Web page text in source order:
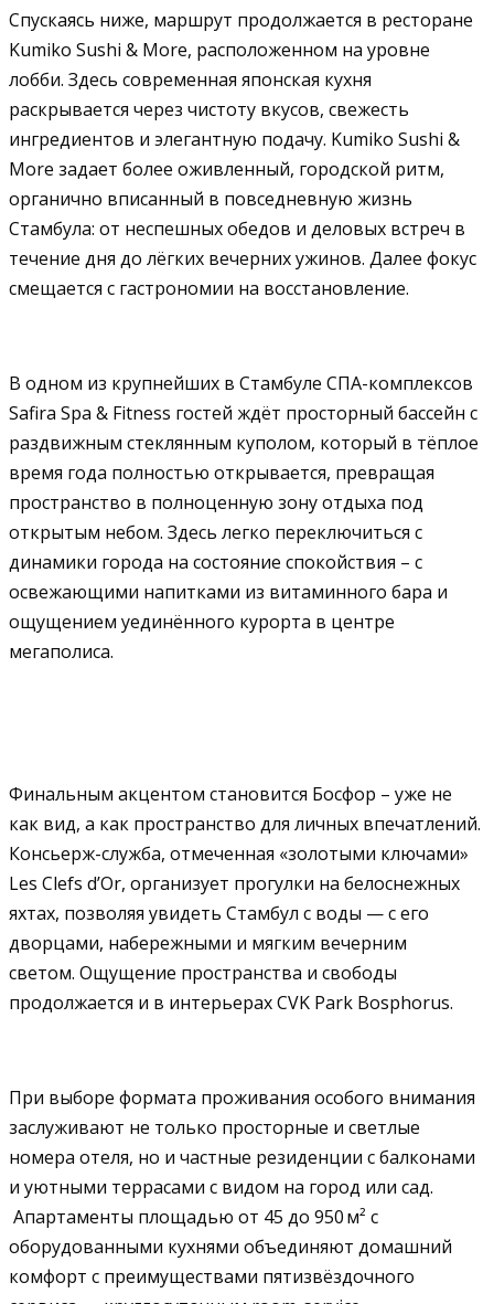
Спускаясь ниже, маршрут продолжается в ресторане
Kumiko Sushi & More, расположенном на уровне
лобби. Здесь современная японская кухня
раскрывается через чистоту вкусов, свежесть
ингредиентов и элегантную подачу. Kumiko Sushi &
More задает более оживленный, городской ритм,
органично вписанный в повседневную жизнь
Стамбула: от неспешных обедов и деловых встреч в
течение дня до лёгких вечерних ужинов. Далее фокус
смещается с гастрономии на восстановление.
В одном из крупнейших в Стамбуле СПА-комплексов
Safira Spa & Fitness гостей ждёт просторный бассейн с
раздвижным стеклянным куполом, который в тёплое
время года полностью открывается, превращая
пространство в полноценную зону отдыха под
открытым небом. Здесь легко переключиться с
динамики города на состояние спокойствия – с
освежающими напитками из витаминного бара и
ощущением уединённого курорта в центре
мегаполиса.
Финальным акцентом становится Босфор – уже не
как вид, а как пространство для личных впечатлений.
Консьерж-служба, отмеченная «золотыми ключами»
Les Clefs d’Or, организует прогулки на белоснежных
яхтах, позволяя увидеть Стамбул с воды — с его
дворцами, набережными и мягким вечерним
светом. Ощущение пространства и свободы
продолжается и в интерьерах CVK Park Bosphorus.
При выборе формата проживания особого внимания
заслуживают не только просторные и светлые
номера отеля, но и частные резиденции с балконами
и уютными террасами с видом на город или сад.
Апартаменты площадью от 45 до 950 м² с
оборудованными кухнями объединяют домашний
комфорт с преимуществами пятизвёздочного